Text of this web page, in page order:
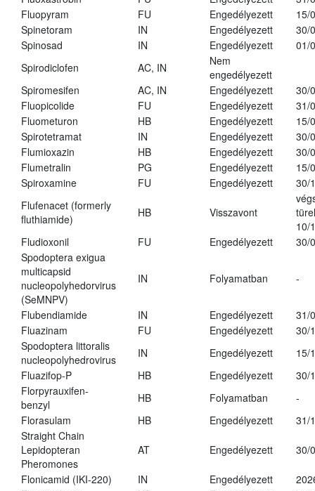
Fluopyram
FU Engedélyezett
15/
Spinetoram
IN Engedélyezett
30/
Spinosad
IN Engedélyezett
01/
Spirodiclofen
AC, IN
Nem
engedélyezett
Spiromesifen
AC, IN Engedélyezett
30/
Fluopicolide
FU Engedélyezett
31/
Fluometuron
HB Engedélyezett
15/
Spirotetramat
IN Engedélyezett
30/
Flumioxazin
HB Engedélyezett
30/
Flumetralin
PG Engedélyezett
15/
Spiroxamine
FU Engedélyezett
30/
Flufenacet (formerly
fluthiamide)
HB Visszavont
10/
Fludioxonil
FU Engedélyezett
30/
Spodoptera exigua
multicapsid
nucleopolyhedorvirus
(SeMNPV)
IN Folyamatban -
Flubendiamide IN Engedélyezett
31/
Fluazinam
FU Engedélyezett
30/
Spodoptera littoralis
nucleopolyhedrovirus
IN Engedélyezett
15/
Fluazifop-P
HB Engedélyezett
30/
Florpyrauxifen-
benzyl
HB Folyamatban
-
Florasulam
HB Engedélyezett
31/
Straight Chain
Lepidopteran
Pheromones
AT Engedélyezett 30/
Flonicamid (IKI-220) IN Engedélyezett